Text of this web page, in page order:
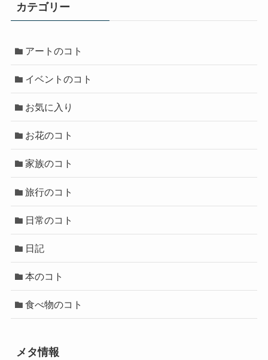
カテゴリー
アートのコト
イベントのコト
お気に入り
お花のコト
家族のコト
旅行のコト
日常のコト
日記
本のコト
食べ物のコト
メタ情報